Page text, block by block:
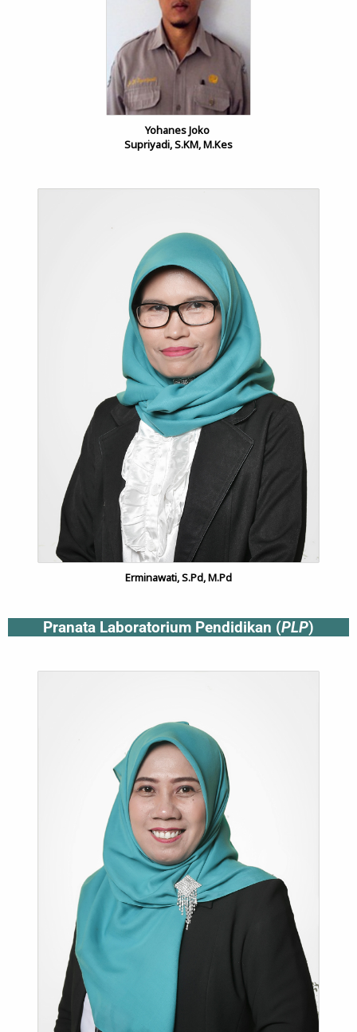
Yohanes Joko
Supriyadi, S.KM, M.Kes
Erminawati, S.Pd, M.Pd
Pranata Laboratorium Pendidikan (PLP)